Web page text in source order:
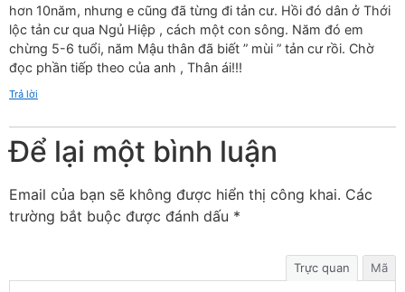
hơn 10năm, nhưng e cũng đã từng đi tản cư. Hồi đó dân ở Thới
lộc tản cư qua Ngủ Hiệp , cách một con sông. Năm đó em
chừng 5-6 tuổi, năm Mậu thân đã biết ” mùi ” tản cư rồi. Chờ
đọc phần tiếp theo của anh , Thân ái!!!
Trả lời
Để lại một bình luận
Email của bạn sẽ không được hiển thị công khai. Các
trường bắt buộc được đánh dấu *
Trực quan Mã